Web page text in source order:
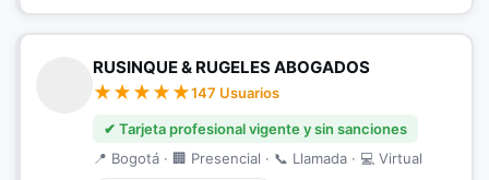
RUSINQUE & RUGELES ABOGADOS
147 Usuarios
✔ Tarjeta profesional vigente y sin sanciones
📍 Bogotá · 🏢 Presencial · 📞 Llamada · 💻 Virtual